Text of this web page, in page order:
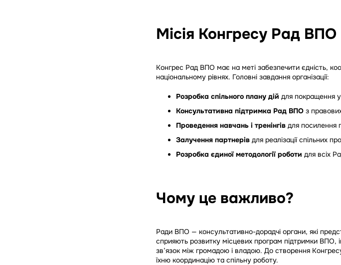
Місія Конгресу Рад ВПО
Конгрес Рад ВПО має на меті забезпечити єдність,
національному рівнях. Головні завдання організації:
Розробка спільного плану дій для покращення
Консультативна підтримка Рад ВПО з
Проведення навчань і тренінгів для посилення
Залучення партнерів для реалізації спільних
Розробка єдиної методології роботи для всіх
Чому це важливо?
Ради ВПО — консультативно-дорадчі органи, які
сприяють розвитку місцевих програм підтримки ВПО,
зв’язок між громадою і владою. До створення
їхню координацію та спільну роботу.